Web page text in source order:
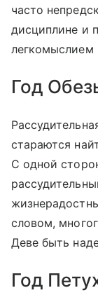
часто
дисциплине и
легкомыслием
Год
стараются
С одной
словом,
Деве быть
Год